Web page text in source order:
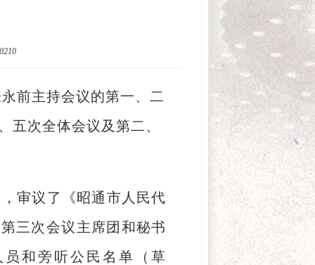
前主持会议的第一、二
五次全体会议及第二、
审议了《昭通市人民代
三次会议主席团和秘书
和旁听公民名单（草